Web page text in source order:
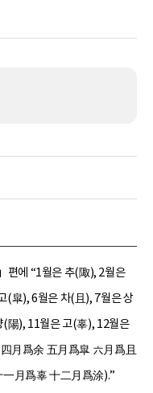
편에 “1월은 추(陬), 2월은
(皐), 6월은 차(且), 7월은 상
陽), 11월은 고(辜), 12월은
月爲余 五月爲皐 六月爲且
月爲辜 十二月爲涂).”